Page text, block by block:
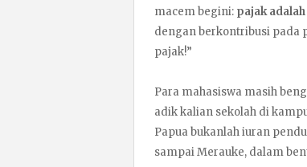
macem begini: pajak
dengan berkontribusi pada
pajak!”
Para mahasiswa masih
adik kalian sekolah di
Papua bukanlah iuran
sampai Merauke, dalam